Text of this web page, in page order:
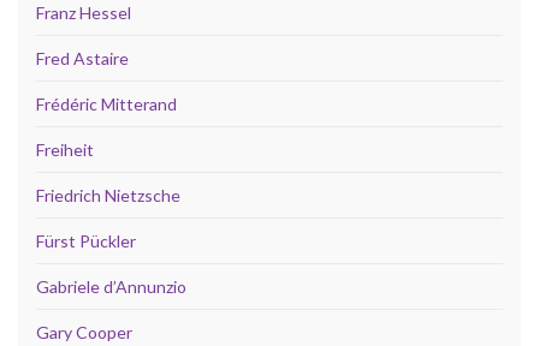
Franz Hessel
Fred Astaire
Frédéric Mitterand
Freiheit
Friedrich Nietzsche
Fürst Pückler
Gabriele d’Annunzio
Gary Cooper